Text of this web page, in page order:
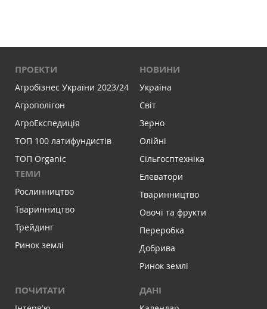
ПРОЕКТИ
Агробізнес України 2023/24
Агрополігон
АгроЕкспедиція
ТОП 100 латифундистів
ТОП Organic
ТЕМИ
Рослинництво
Тваринництво
Трейдинг
Ринок землі
НОВИНИ
Україна
Світ
Зерно
Олійні
Сільгосптехніка
Елеватори
Тваринництво
Овочі та фрукти
Переробка
Добрива
Ринок землі
ПОЧИТАТИ ДАНІ